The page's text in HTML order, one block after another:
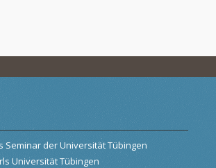
Seminar der Universität Tübingen
Universität Tübingen